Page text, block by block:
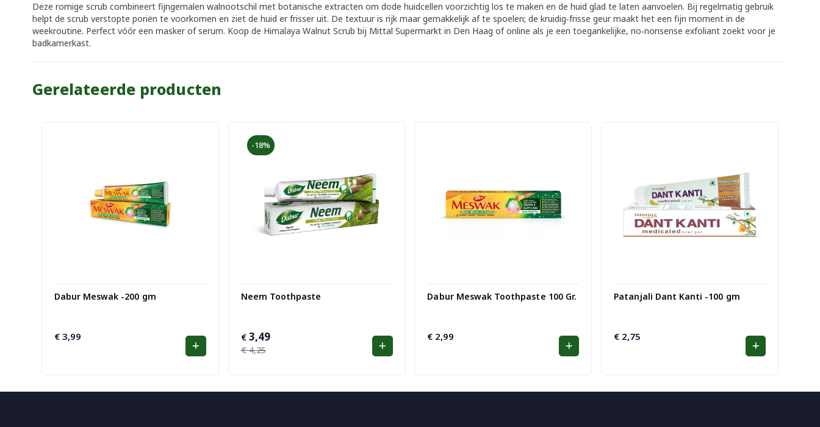
Deze romige scrub combineert fijngemalen walnootschil met botanische extracten om dode huidcellen voorzichtig los te maken en de huid glad te laten aanvoelen. Bij regelmatig gebruik
helpt de scrub verstopte poriën te voorkomen en ziet de huid er frisser uit. De textuur is rijk maar gemakkelijk af te spoelen; de kruidig‑frisse geur maakt het een fijn moment in de
weekroutine. Perfect vóór een masker of serum. Koop de Himalaya Walnut Scrub bij Mittal Supermarkt in Den Haag of online als je een toegankelijke, no‑nonsense exfoliant zoekt voor je
badkamerkast.
Gerelateerde producten
Dabur Meswak -200 gm
€3,99
-18%
Neem Toothpaste
€4,25
Oorspronkelijke
prijs
€3,49
Huidige
prijs
Dabur Meswak Toothpaste 100 Gr.
€ 2,99
Patanjali Dant Kanti -100 gm
€ 2,75